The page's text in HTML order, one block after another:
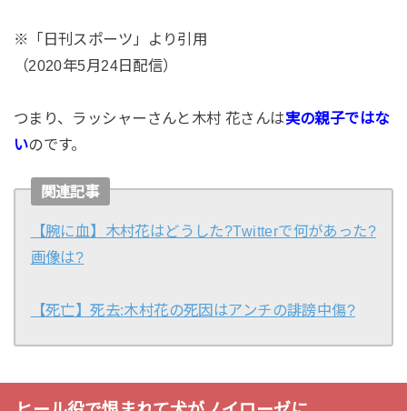
※「日刊スポーツ」より引用
（2020年5月24日配信）
つまり、ラッシャーさんと木村 花さんは実の親子ではな
いのです。
関連記事
【腕に血】木村花はどうした?Twitterで何があった?
画像は?
【死亡】死去:木村花の死因はアンチの誹謗中傷?